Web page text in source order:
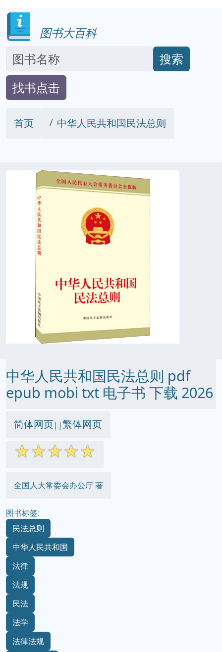
图书大百科
搜索
找书点击
首页 中华人民共和国民法总则
中华人民共和国民法总则 pdf
epub mobi txt 电子书 下载 2026
简体网页||繁体网页
☆☆☆☆☆
全国人大常委会办公厅 著
图书标签:
民法总则
中华人民共和国
法律
法规
民法
法学
法律法规